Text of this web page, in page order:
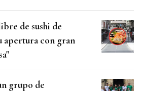
de sushi de
apertura con gran
grupo de